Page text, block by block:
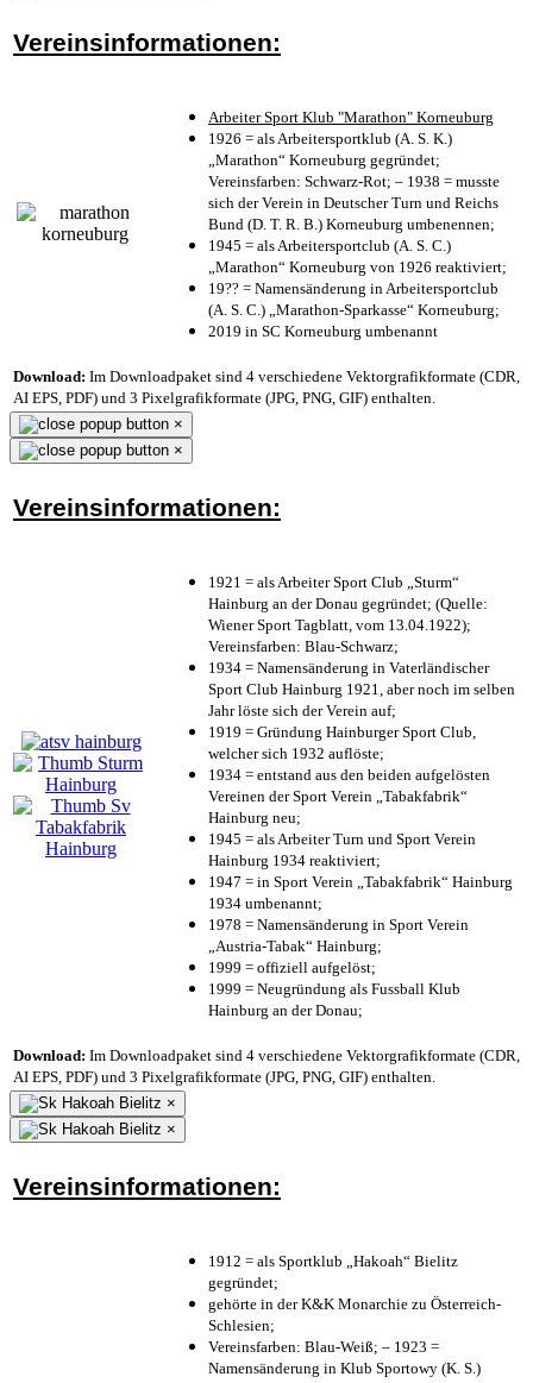
Vereinsinformationen:
Arbeiter Sport Klub "Marathon" Korneuburg
1926 = als Arbeitersportklub (A. S. K.)
„Marathon“ Korneuburg gegründet;
Vereinsfarben: Schwarz-Rot; – 1938 = musste
sich der Verein in Deutscher Turn und Reichs
Bund (D. T. R. B.) Korneuburg umbenennen;
1945 = als Arbeitersportclub (A. S. C.)
„Marathon“ Korneuburg von 1926 reaktiviert;
19?? = Namensänderung in Arbeitersportclub
(A. S. C.) „Marathon-Sparkasse“ Korneuburg;
2019 in SC Korneuburg umbenannt
Download: Im Downloadpaket sind 4 verschiedene Vektorgrafikformate (CDR,
AI EPS, PDF) und 3 Pixelgrafikformate (JPG, PNG, GIF) enthalten.
×
×
Vereinsinformationen:
1921 = als Arbeiter Sport Club „Sturm“
Hainburg an der Donau gegründet; (Quelle:
Wiener Sport Tagblatt, vom 13.04.1922);
Vereinsfarben: Blau-Schwarz;
1934 = Namensänderung in Vaterländischer
Sport Club Hainburg 1921, aber noch im selben
Jahr löste sich der Verein auf;
1919 = Gründung Hainburger Sport Club,
welcher sich 1932 auflöste;
1934 = entstand aus den beiden aufgelösten
Vereinen der Sport Verein „Tabakfabrik“
Hainburg neu;
1945 = als Arbeiter Turn und Sport Verein
Hainburg 1934 reaktiviert;
1947 = in Sport Verein „Tabakfabrik“ Hainburg
1934 umbenannt;
1978 = Namensänderung in Sport Verein
„Austria-Tabak“ Hainburg;
1999 = offiziell aufgelöst;
1999 = Neugründung als Fussball Klub
Hainburg an der Donau;
Download: Im Downloadpaket sind 4 verschiedene Vektorgrafikformate (CDR,
AI EPS, PDF) und 3 Pixelgrafikformate (JPG, PNG, GIF) enthalten.
×
×
Vereinsinformationen:
1912 = als Sportklub „Hakoah“ Bielitz
gegründet;
gehörte in der K&K Monarchie zu Österreich-
Schlesien;
Vereinsfarben: Blau-Weiß; – 1923 =
Namensänderung in Klub Sportowy (K. S.)